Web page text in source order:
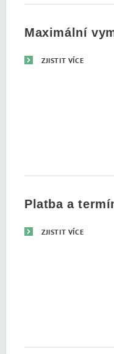
Maximální
ZJISTIT VÍCE
Platba a
ZJISTIT VÍCE